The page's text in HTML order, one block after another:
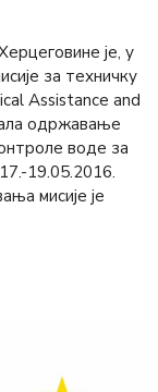
је, у
за техничку
Assistance and
одржавање
воде за
19.05.2016.
мисије је